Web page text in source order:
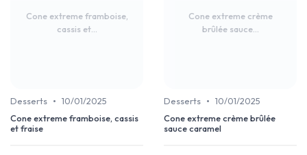
Cone extreme framboise,
cassis et...
Desserts • 10/01/2025
Cone extreme framboise, cassis
et fraise
Cone extreme crème
brûlée sauce...
Desserts • 10/01/2025
Cone extreme crème brûlée
sauce caramel